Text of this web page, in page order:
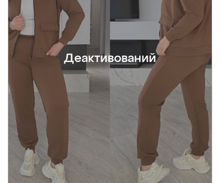
Деактивований